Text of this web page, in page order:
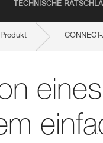
TECHNISCHE
eines